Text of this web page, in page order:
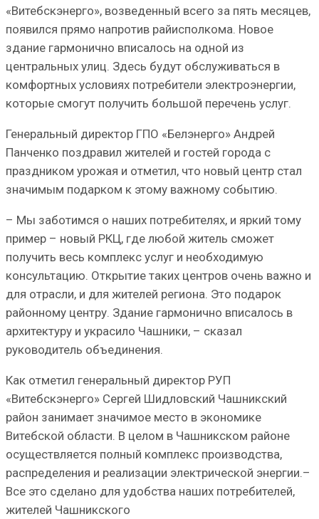
«Витебскэнерго», возведенный всего за пять месяцев,
появился прямо напротив райисполкома. Новое
здание гармонично вписалось на одной из
центральных улиц. Здесь будут обслуживаться в
комфортных условиях потребители электроэнергии,
которые смогут получить большой перечень услуг.
Генеральный директор ГПО «Белэнерго» Андрей
Панченко поздравил жителей и гостей города с
праздником урожая и отметил, что новый центр стал
значимым подарком к этому важному событию.
– Мы заботимся о наших потребителях, и яркий тому
пример – новый РКЦ, где любой житель сможет
получить весь комплекс услуг и необходимую
консультацию. Открытие таких центров очень важно и
для отрасли, и для жителей региона. Это подарок
районному центру. Здание гармонично вписалось в
архитектуру и украсило Чашники, – сказал
руководитель объединения.
Как отметил генеральный директор РУП
«Витебскэнерго» Сергей Шидловский Чашникский
район занимает значимое место в экономике
Витебской области. В целом в Чашникском районе
осуществляется полный комплекс производства,
распределения и реализации электрической энергии.–
Все это сделано для удобства наших потребителей,
жителей Чашникского